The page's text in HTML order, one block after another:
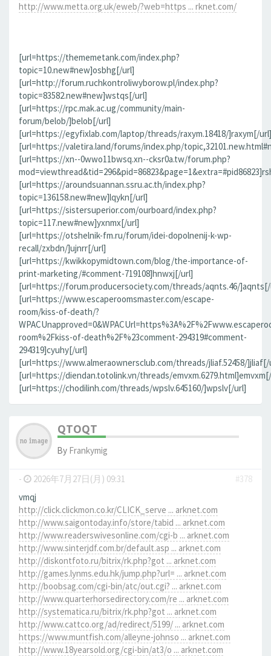
http://www.metta.org.uk/eweb/?web=https ... rknet.com/
[url=https://thememetank.com/index.php?
topic=10.new#new]osbhg[/url]
[url=http://forum.ruchkontroliwyborow.pl/index.php?
topic=83582.new#new]wstqs[/url]
[url=https://rpc.mak.ac.ug/community/main-
forum/belob/]belob[/url]
[url=https://egyfixlab.com/laptop/threads/raxym.18418/]raxym[/url]
[url=https://valetira.land/forums/index.php/
[url=https://xn--0wwo11bwsq.xn--cksr0a.tw/forum.php?
[url=https://aroundsuannan.ssru.ac.th/index.php?
topic=136158.new#new]lqykn[/url]
[url=https://sistersuperior.com/ourboard/index.php?
topic=117.new#new]yxnmx[/url]
[url=https://otshelnik-fm.ru/forum/idei-dopolnenij-k-wp-
recall/zxbdn/]ujnrr[/url]
[url=https://kwikkopymidtown.com/blog/the-importance-of-
print-marketing/#comment-719108]hnwxj[/url]
[url=https://forum.producersociety.com/threads/aqnts.46/
[url=https://www.escaperoomsmaster.com/escape-
room/kiss-of-death/?
room%2Fkiss-of-death%2F%23comment-294319#comment-
294319]cyuhy[/url]
[url=https://www.almeraownersclub.com/threads/jliaf.52458/
[url=https://diendan.totolink.vn/threads/
[url=https://chodilinh.com/threads/wpslv.645160/]wpslv[/url]
QTOQT
By Frankymig
- 2026年7月27日(月) 09:31
#378
vmqj
http://click.clickmon.co.kr/CLICK_serve ... arknet.com
http://www.saigontoday.info/store/tabid ... arknet.com
http://www.readerswivesonline.com/cgi-b ... arknet.com
http://www.sinterjdf.com.br/default.asp ... arknet.com
http://diskontfoto.ru/bitrix/rk.php?got ... arknet.com
http://games.lynms.edu.hk/jump.php?url= ... arknet.com
http://boobsag.com/cgi-bin/atc/out.cgi? ... arknet.com
http://www.quarterhorsedirectory.com/re ... arknet.com
http://systematica.ru/bitrix/rk.php?got ... arknet.com
http://www.cattco.org/ad/redirect/5199/ ... arknet.com
https://www.muntfish.com/alleyne-johnso ... arknet.com
http://www.18yearsold.org/cgi-bin/at3/o ... arknet.com